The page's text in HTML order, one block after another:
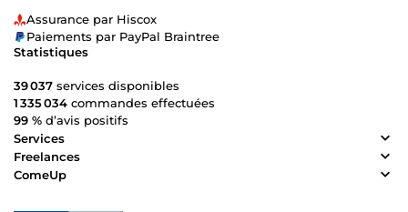
Assurance par Hiscox
Paiements par PayPal Braintree
Statistiques
39 037 services disponibles
1 335 034 commandes effectuées
99 % d’avis positifs
Services
Freelances
ComeUp